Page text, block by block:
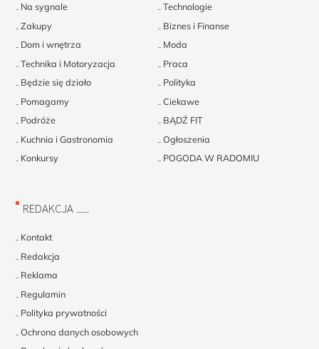
Na sygnale
Technologie
Zakupy
Biznes i Finanse
Dom i wnętrza
Moda
Technika i Motoryzacja
Praca
Będzie się działo
Polityka
Pomagamy
Ciekawe
Podróże
BĄDŹ FIT
Kuchnia i Gastronomia
Ogłoszenia
Konkursy
POGODA W RADOMIU
REDAKCJA
Kontakt
Redakcja
Reklama
Regulamin
Polityka prywatności
Ochrona danych osobowych